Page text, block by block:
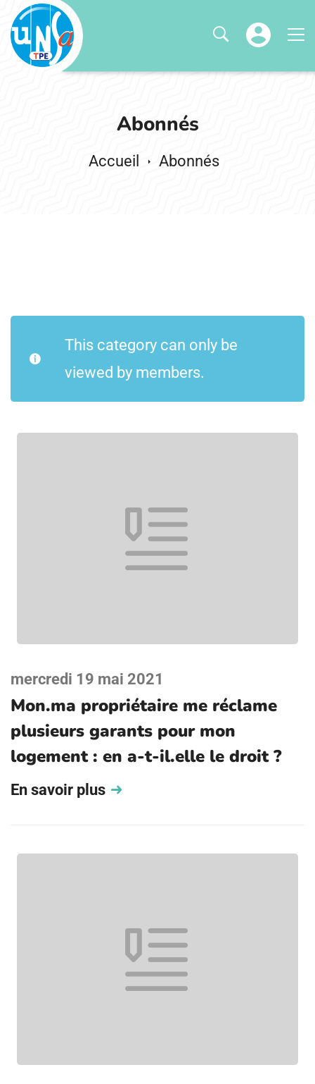
Abonnés
Abonnés
This category can only be
viewed by members.
mercredi 19 mai 2021
Mon.ma propriétaire me réclame
plusieurs garants pour mon
logement : en a-t-il.elle le droit ?
En savoir plus